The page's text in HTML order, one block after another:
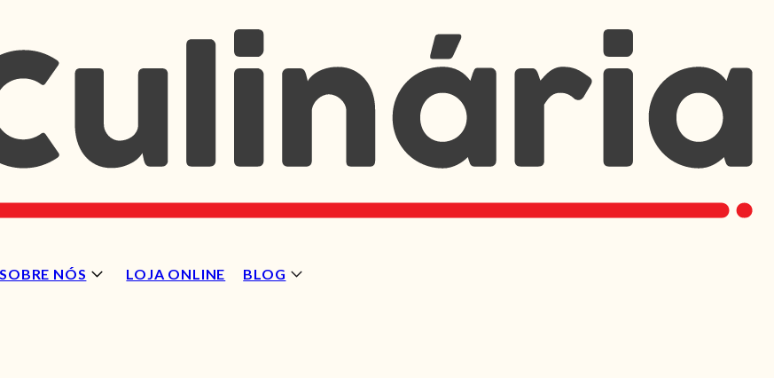
SOBRE NÓS LOJA ONLINE BLOG